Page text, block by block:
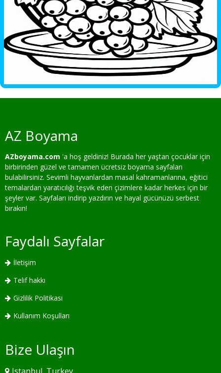
AZ Boyama
AZboyama.com 'a hoş geldiniz! Burada her yaştan çocuklar için
birbirinden güzel ve tamamen ücretsiz boyama sayfaları
bulabilirsiniz. Sevimli hayvanlardan masal kahramanlarına, eğitici
temalardan yaratıcılığı teşvik eden çizimlere kadar herkes için bir
şeyler var. Sayfaları indirip yazdırın ve hayal gücünüzü serbest
bırakın!
Faydalı Sayfalar
İletişim
Telif hakkı
Gizlilik Politikası
Kullanım Koşulları
Bize Ulaşın